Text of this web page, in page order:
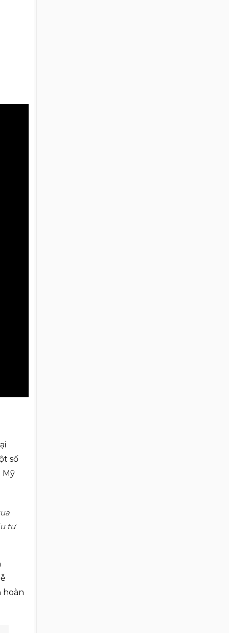
số
Mỹ
tư
hoàn